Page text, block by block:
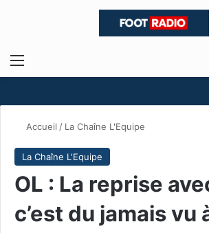
Menu
Accueil / La Chaîne L'Equipe
La Chaîne L'Equipe
OL : La reprise
c’est du jamais vu